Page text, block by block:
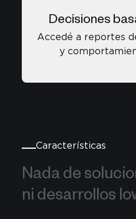
Decisiones
Accedé a reportes
y
Características
Nada de
Nada de
ni desarrollos